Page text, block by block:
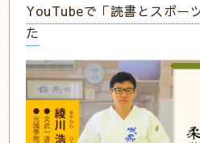
YouTubeで「読書とスポー
た